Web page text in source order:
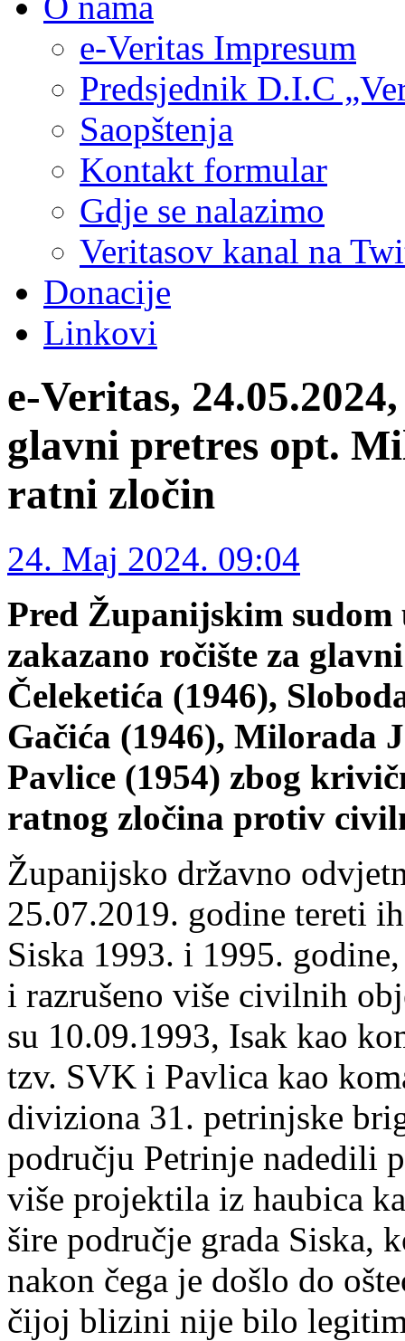
e-Veritas Impresum
Predsjednik D.I.C
Saopštenja
Kontakt formular
Gdje se nalazimo
Veritasov kanal na
Donacije
Linkovi
e-Veritas,
glavni pretres opt.
ratni zločin
24. Maj 2024. 09:04
Pred Županijskim sudom
zakazano ročište za
Čeleketića (1946),
Gačića (1946), Milorada
Pavlice (1954) zbog
ratnog zločina protiv
Županijsko državno
25.07.2019. godine tereti
Siska 1993. i 1995.
i razrušeno više civilnih
su 10.09.1993, Isak kao
tzv. SVK i Pavlica kao
diviziona 31. petrinjske
području Petrinje nadedili
više projektila iz haubica
šire područje grada Siska,
nakon čega je došlo do
čijoj blizini nije bilo